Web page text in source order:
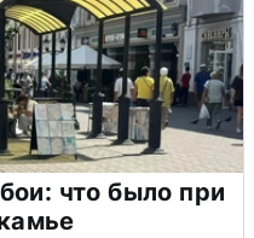
что было при